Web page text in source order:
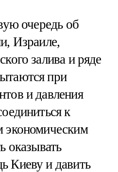
очередь об
Израиле,
залива и ряде
при
и давления
к
экономическим
оказывать
Киеву и давить